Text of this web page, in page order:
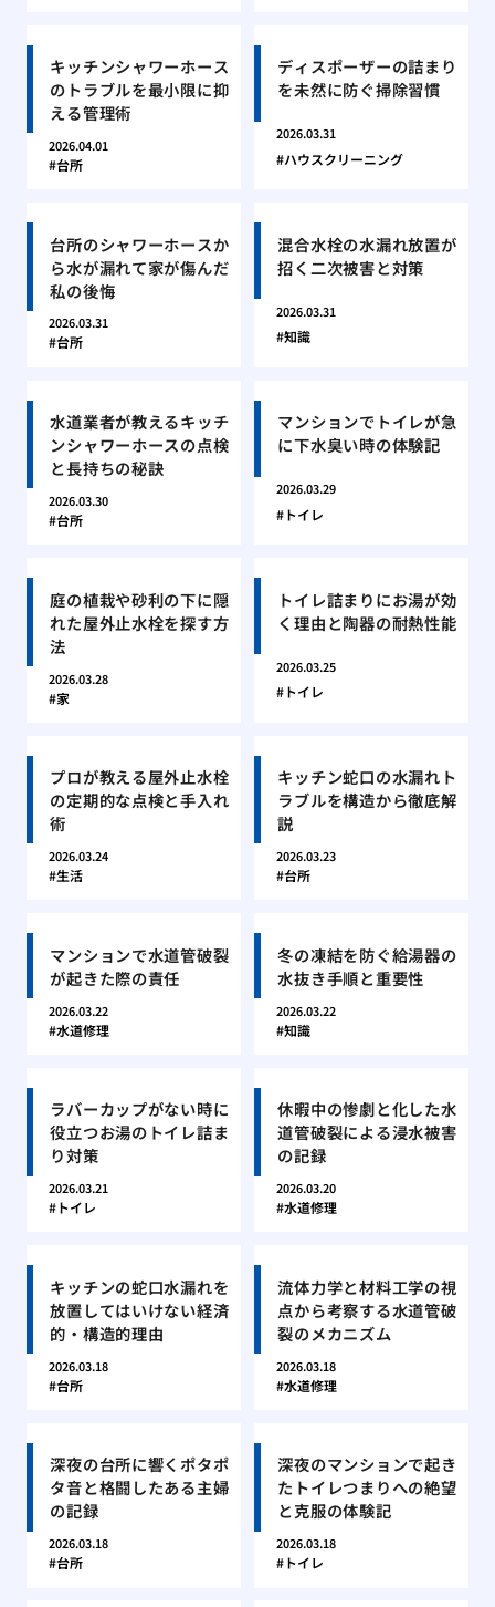
キッチンシャワーホース
のトラブルを最小限に抑
える管理術
2026.04.01
台所
ディスポーザーの詰まり
を未然に防ぐ掃除習慣
2026.03.31
ハウスクリーニング
台所のシャワーホースか
ら水が漏れて家が傷んだ
私の後悔
2026.03.31
台所
混合水栓の水漏れ放置が
招く二次被害と対策
2026.03.31
知識
水道業者が教えるキッチ
ンシャワーホースの点検
と長持ちの秘訣
2026.03.30
台所
マンションでトイレが急
に下水臭い時の体験記
2026.03.29
トイレ
庭の植栽や砂利の下に隠
れた屋外止水栓を探す方
法
2026.03.28
家
トイレ詰まりにお湯が効
く理由と陶器の耐熱性能
2026.03.25
トイレ
プロが教える屋外止水栓
の定期的な点検と手入れ
術
2026.03.24
生活
キッチン蛇口の水漏れト
ラブルを構造から徹底解
説
2026.03.23
台所
マンションで水道管破裂
が起きた際の責任
2026.03.22
水道修理
冬の凍結を防ぐ給湯器の
水抜き手順と重要性
2026.03.22
知識
ラバーカップがない時に
役立つお湯のトイレ詰ま
り対策
2026.03.21
トイレ
休暇中の惨劇と化した水
道管破裂による浸水被害
の記録
2026.03.20
水道修理
キッチンの蛇口水漏れを
放置してはいけない経済
的・構造的理由
2026.03.18
台所
流体力学と材料工学の視
点から考察する水道管破
裂のメカニズム
2026.03.18
水道修理
深夜の台所に響くポタポ
タ音と格闘したある主婦
の記録
2026.03.18
台所
深夜のマンションで起き
たトイレつまりへの絶望
と克服の体験記
2026.03.18
トイレ